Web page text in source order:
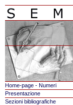
Home-page - Numeri
Presentazione
Sezioni bibliografiche